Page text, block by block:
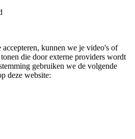
accepteren, kunnen we je video's of
die door externe providers wordt
gebruiken we de volgende
deze website: